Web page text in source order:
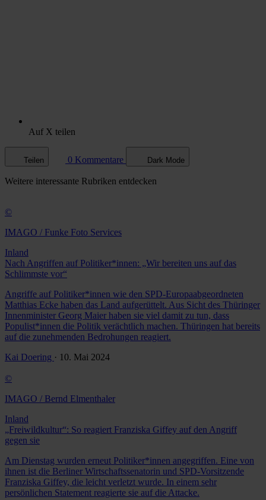
Auf X teilen
Teilen 0 Kommentare Dark Mode
Weitere interessante Rubriken entdecken
©
IMAGO / Funke Foto Services
Inland
Nach Angriffen auf Politiker*innen: „Wir bereiten uns auf das
Schlimmste vor“
Angriffe auf Politiker*innen wie den SPD-Europaabgeordneten
Matthias Ecke haben das Land aufgerüttelt. Aus Sicht des Thüringer
Innenminister Georg Maier haben sie viel damit zu tun, dass
Populist*innen die Politik verächtlich machen. Thüringen hat bereits
auf die zunehmenden Bedrohungen reagiert.
Kai Doering · 10. Mai 2024
©
IMAGO / Bernd Elmenthaler
Inland
„Freiwildkultur“: So reagiert Franziska Giffey auf den Angriff
gegen sie
Am Dienstag wurden erneut Politiker*innen angegriffen. Eine von
ihnen ist die Berliner Wirtschaftssenatorin und SPD-Vorsitzende
Franziska Giffey, die leicht verletzt wurde. In einem sehr
persönlichen Statement reagierte sie auf die Attacke.